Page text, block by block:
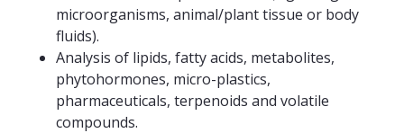
microorganisms, animal/plant tissue or body
fluids).
Analysis of lipids, fatty acids, metabolites,
phytohormones, micro-plastics,
pharmaceuticals, terpenoids and volatile
compounds.